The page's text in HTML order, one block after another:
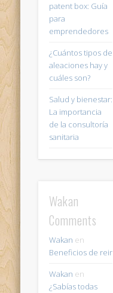
patent box: Guía
para
emprendedores
¿Cuántos tipos de
aleaciones hay y
cuáles son?
Salud y bienestar:
La importancia
de la consultoría
sanitaria
Wakan
Comments
Wakan en
Beneficios de reir
Wakan en
¿Sabías todas